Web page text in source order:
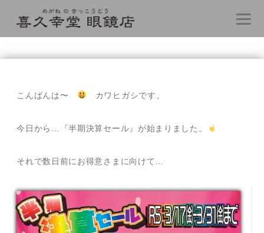
こんばんは〜 カワヒガシです。
今日から…『半期決算セール』が始まりました。
それで数日前にお得意さまに向けて…